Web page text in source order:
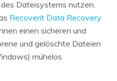
Dateisystems nutzen.
Recoverit Data Recovery
einen sicheren und
und gelöschte Dateien
mühelos